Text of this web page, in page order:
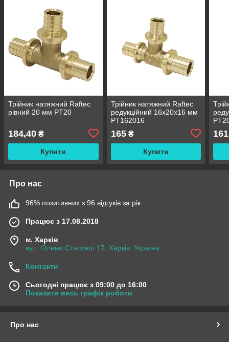
Трійник натяжний Raftec
рівний 20 мм PT20
184,40 ₴
Купити
Трійник натяжний Raftec
редукційний 16x20x16 мм
PT162016
165₴
Купити
Про нас
96% позитивних з 96 відгуків за рік
Працює з 17.08.2018
м. Харків
вул. Олени Стасової 17, Харків, Україна
Контакти
Сьогодні працює з 09:00 до 16:00
Показати весь графік роботи
Про нас